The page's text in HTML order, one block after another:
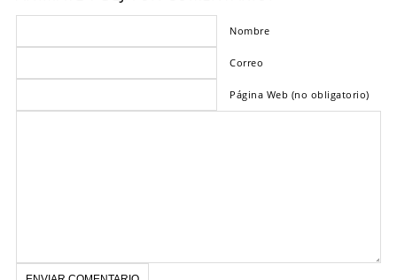
Nombre
Correo
Página Web (no obligatorio)